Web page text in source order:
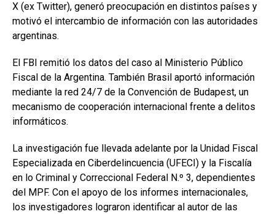
X (ex Twitter), generó preocupación en distintos países y
motivó el intercambio de información con las autoridades
argentinas.
El FBI remitió los datos del caso al Ministerio Público
Fiscal de la Argentina. También Brasil aportó información
mediante la red 24/7 de la Convención de Budapest, un
mecanismo de cooperación internacional frente a delitos
informáticos.
La investigación fue llevada adelante por la Unidad Fiscal
Especializada en Ciberdelincuencia (UFECI) y la Fiscalía
en lo Criminal y Correccional Federal N.º 3, dependientes
del MPF. Con el apoyo de los informes internacionales,
los investigadores lograron identificar al autor de las